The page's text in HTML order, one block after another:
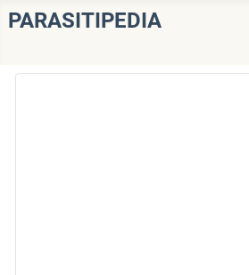
PARASITIPEDIA